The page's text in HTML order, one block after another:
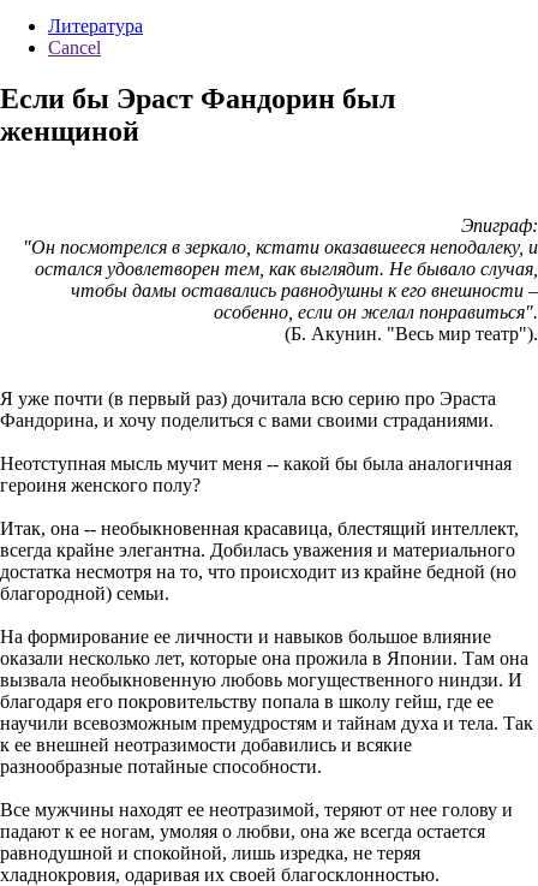
Литература
Cancel
Если бы Эраст Фандорин был
женщиной
Эпиграф:
"Он посмотрелся в зеркало, кстати оказавшееся неподалеку, и
остался удовлетворен тем, как выглядит. Не бывало случая,
чтобы дамы оставались равнодушны к его внешности –
особенно, если он желал понравиться".
(Б. Акунин. "Весь мир театр").
Я уже почти (в первый раз) дочитала всю серию про Эраста
Фандорина, и хочу поделиться с вами своими страданиями.
Неотступная мысль мучит меня -- какой бы была аналогичная
героиня женского полу?
Итак, она -- необыкновенная красавица, блестящий интеллект,
всегда крайне элегантна. Добилась уважения и материального
достатка несмотря на то, что происходит из крайне бедной (но
благородной) семьи.
На формирование ее личности и навыков большое влияние
оказали несколько лет, которые она прожила в Японии. Там она
вызвала необыкновенную любовь могущественного ниндзи. И
благодаря его покровительству попала в школу гейш, где ее
научили всевозможным премудростям и тайнам духа и тела. Так
к ее внешней неотразимости добавились и всякие
разнообразные потайные способности.
Все мужчины находят ее неотразимой, теряют от нее голову и
падают к ее ногам, умоляя о любви, она же всегда остается
равнодушной и спокойной, лишь изредка, не теряя
хладнокровия, одаривая их своей благосклонностью.